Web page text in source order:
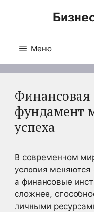
Меню
Финансовая
фундамент
успеха
В современном
условия меняются
а финансовые
сложнее,
личными